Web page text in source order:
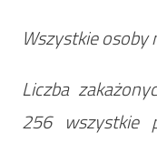
Wszystkie osoby
Liczba
256 wszystkie